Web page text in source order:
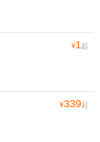
¥1起
¥339起